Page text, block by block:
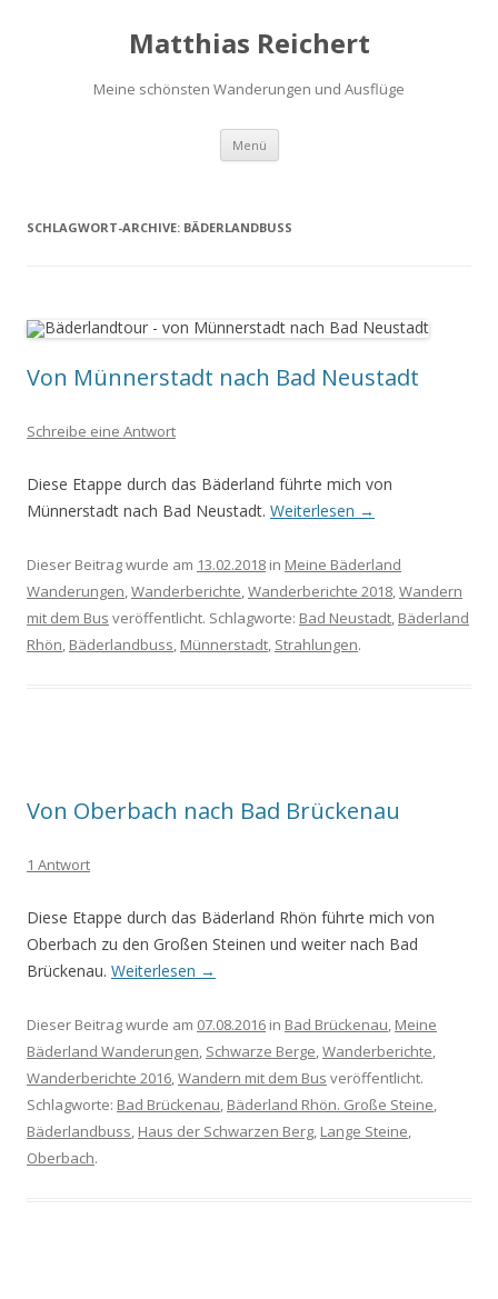
Matthias Reichert
Meine schönsten Wanderungen und Ausflüge
Menü Zum
springen
SCHLAGWORT-ARCHIVE: BÄDERLANDBUSS
Von Münnerstadt nach Bad Neustadt
Schreibe eine Antwort
Diese Etappe durch das Bäderland führte mich von
Münnerstadt nach Bad Neustadt. Weiterlesen →
Dieser Beitrag wurde am 13.02.2018 in Meine Bäderland
Wanderungen,Wanderberichte,Wanderberichte 2018,Wandern
mit dem Bus veröffentlicht. Schlagworte: Bad Neustadt, Bäderland
Rhön, Bäderlandbuss, Münnerstadt, Strahlungen.
Von Oberbach nach Bad Brückenau
1 Antwort
Diese Etappe durch das Bäderland Rhön führte mich von
Oberbach zu den Großen Steinen und weiter nach Bad
Brückenau. Weiterlesen →
Dieser Beitrag wurde am 07.08.2016 in Bad Brückenau, Meine
Bäderland Wanderungen, Schwarze Berge,Wanderberichte,
Wanderberichte 2016,Wandern mit dem Bus veröffentlicht.
Schlagworte: Bad Brückenau, Bäderland Rhön. Große Steine,
Bäderlandbuss, Haus der Schwarzen Berg, Lange Steine,
Oberbach.